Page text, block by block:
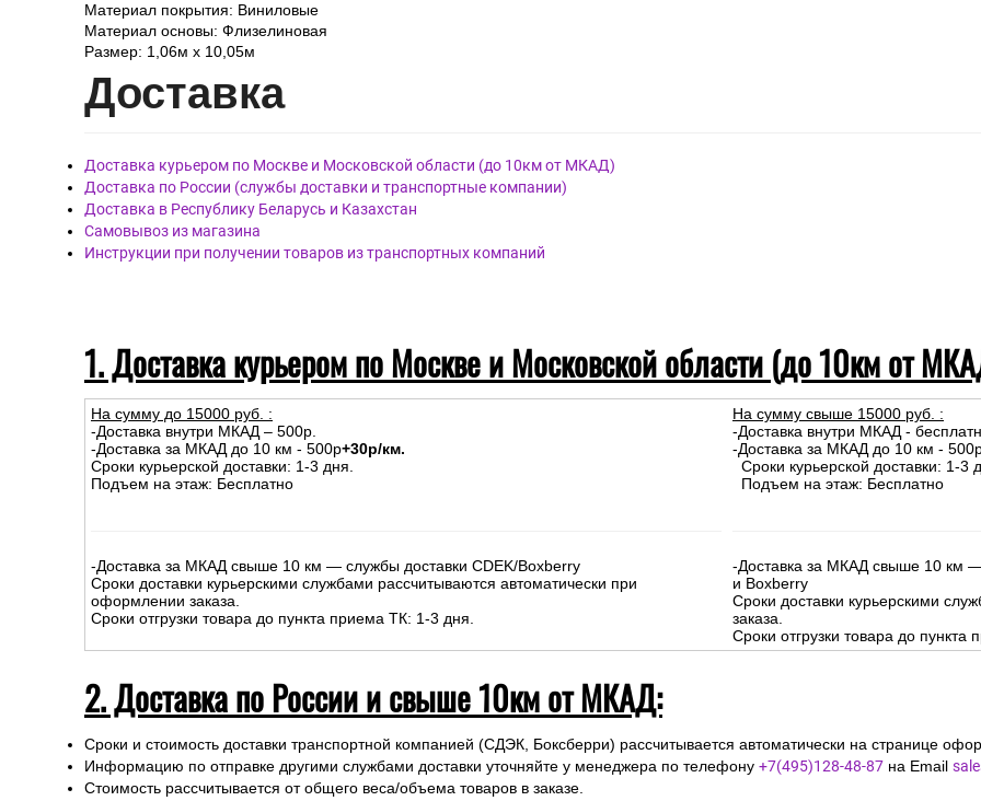
Материал покрытия: Виниловые
Материал основы: Флизелиновая
Размер: 1,06м х 10,05м
Доставка
Доставка курьером по Москве и Московской области (до 10км от МКАД)
Доставка по России (службы доставки и транспортные компании)
Доставка в Республику Беларусь и Казахстан
Самовывоз из магазина
Инструкции при получении товаров из транспортных компаний
1. Доставка курьером по Москве и Московской области (до 10км от
На сумму до 15000 руб. :
-Доставка внутри МКАД – 500р.
-Доставка за МКАД до 10 км - 500р+30р/км.
Сроки курьерской доставки: 1-3 дня.
Подъем на этаж: Бесплатно
-Доставка за МКАД свыше 10 км — службы доставки CDEK/Boxberry
Сроки доставки курьерскими службами рассчитываются автоматически при
оформлении заказа.
Сроки отгрузки товара до пункта приема ТК: 1-3 дня.
На сумму свыше 15000 руб. :
-Доставка внутри МКАД -
-Доставка за МКАД до 10 км -
Сроки курьерской доставки: 1-3
Подъем на этаж: Бесплатно
-Доставка за МКАД свыше 10 км —
и Boxberry
Сроки доставки курьерскими
заказа.
Сроки отгрузки товара до пункта
2. Доставка по России и свыше 10км от МКАД:
Сроки и стоимость доставки транспортной компанией (СДЭК, Боксберри) рассчитывается автоматически на странице
Информацию по отправке другими службами доставки уточняйте у менеджера по телефону +7(495)128-48-87 на Email
Стоимость рассчитывается от общего веса/объема товаров в заказе.